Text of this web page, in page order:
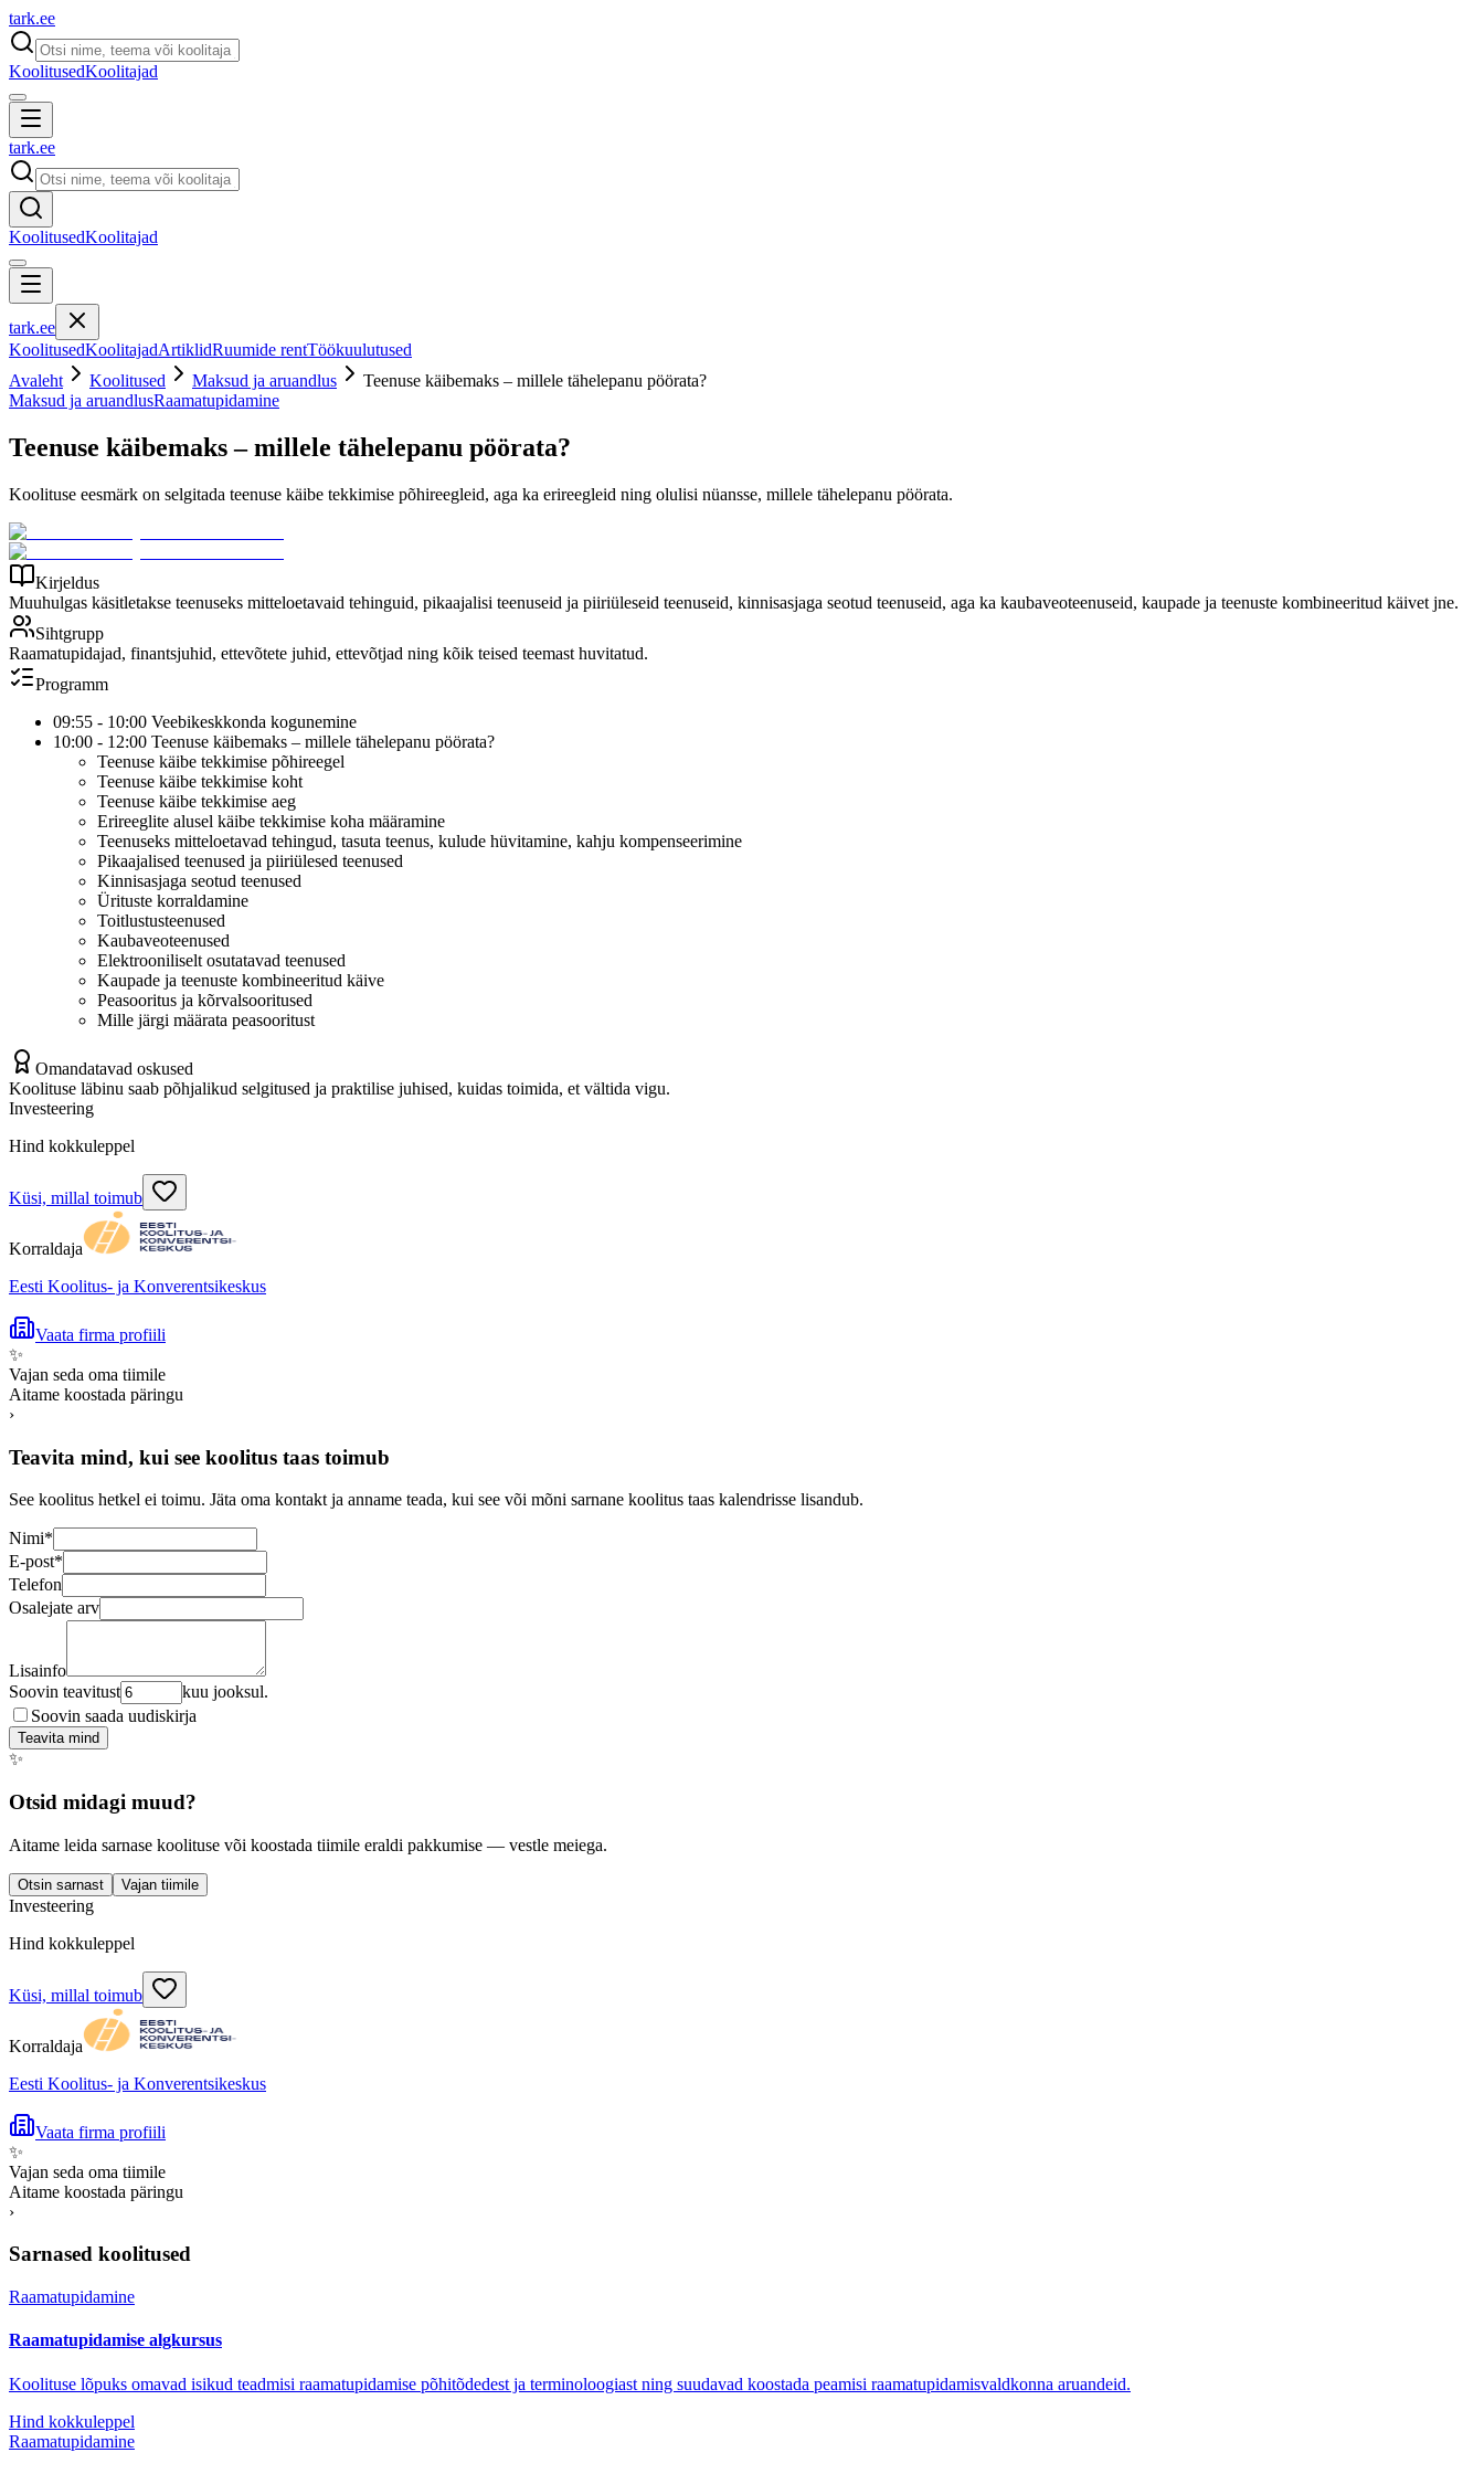
tark.ee
KoolitusedKoolitajad
tark.ee
KoolitusedKoolitajad
tark.ee
KoolitusedKoolitajadArtiklidRuumide rentTöökuulutused
Avaleht
Koolitused Maksud ja aruandlus
Teenuse käibemaks – millele tähelepanu pöörata?
Maksud ja aruandlusRaamatupidamine
Teenuse käibemaks – millele tähelepanu pöörata?
Koolituse eesmärk on selgitada teenuse käibe tekkimise põhireegleid, aga ka erireegleid ning olulisi nüansse, millele tähelepanu pöörata.
Kirjeldus
Muuhulgas käsitletakse teenuseks mitteloetavaid tehinguid, pikaajalisi teenuseid ja piiriüleseid teenuseid, kinnisasjaga seotud teenuseid, aga ka kaubaveoteenuseid, kaupade ja teenuste kombineeritud käivet jne.
Sihtgrupp
Raamatupidajad, finantsjuhid, ettevõtete juhid, ettevõtjad ning kõik teised teemast huvitatud.
Programm
09:55 - 10:00 Veebikeskkonda kogunemine
10:00 - 12:00 Teenuse käibemaks – millele tähelepanu pöörata?
Teenuse käibe tekkimise põhireegel
Teenuse käibe tekkimise koht
Teenuse käibe tekkimise aeg
Erireeglite alusel käibe tekkimise koha määramine
Teenuseks mitteloetavad tehingud, tasuta teenus, kulude hüvitamine, kahju kompenseerimine
Pikaajalised teenused ja piiriülesed teenused
Kinnisasjaga seotud teenused
Ürituste korraldamine
Toitlustusteenused
Kaubaveoteenused
Elektrooniliselt osutatavad teenused
Kaupade ja teenuste kombineeritud käive
Peasooritus ja kõrvalsooritused
Mille järgi määrata peasooritust
Omandatavad oskused
Koolituse läbinu saab põhjalikud selgitused ja praktilise juhised, kuidas toimida, et vältida vigu.
Investeering
Hind kokkuleppel
Küsi, millal toimub
Korraldaja
Eesti Koolitus- ja Konverentsikeskus
Vaata firma profiili
✨
Vajan seda oma tiimile
Aitame koostada päringu
›
Teavita mind, kui see koolitus taas toimub
See koolitus hetkel ei toimu. Jäta oma kontakt ja anname teada, kui see või mõni sarnane koolitus taas kalendrisse lisandub.
Nimi*
E-post*
Telefon
Osalejate arv
Lisainfo
Soovin teavitust
kuu jooksul.
Soovin saada uudiskirja
Teavita mind
✨
Otsid midagi muud?
Aitame leida sarnase koolituse või koostada tiimile eraldi pakkumise — vestle meiega.
Otsin sarnast Vajan tiimile
Investeering
Hind kokkuleppel
Küsi, millal toimub
Korraldaja
Eesti Koolitus- ja Konverentsikeskus
Vaata firma profiili
✨
Vajan seda oma tiimile
Aitame koostada päringu
›
Sarnased koolitused
Raamatupidamine
Raamatupidamise algkursus
Koolituse lõpuks omavad isikud teadmisi raamatupidamise põhitõdedest ja terminoloogiast ning suudavad koostada peamisi raamatupidamisvaldkonna aruandeid.
Hind kokkuleppel
Raamatupidamine